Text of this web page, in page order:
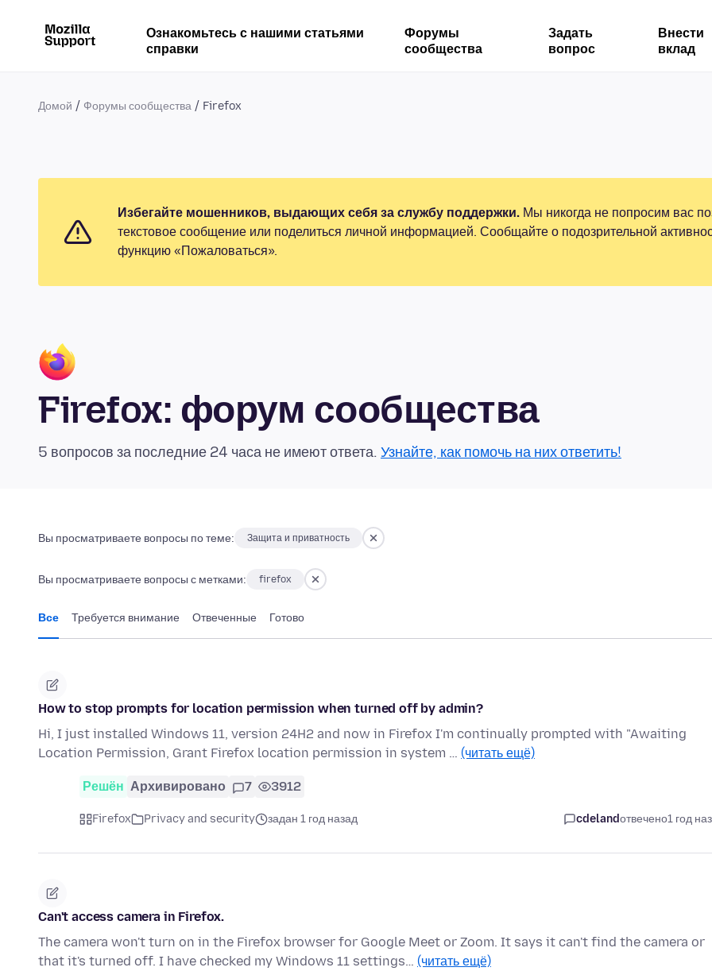
Ознакомьтесь с нашими статьями
справки
Форумы
сообщества
Задать
вопрос
Внести
вклад
Домой Форумы сообщества Firefox
Избегайте мошенников, выдающих себя за службу поддержки. Мы никогда не попросим вас
текстовое сообщение или поделиться личной информацией. Сообщайте о подозрительной
функцию «Пожаловаться».
Firefox: форум сообщества
5 вопросов за последние 24 часа не имеют ответа. Узнайте, как помочь на них ответить!
Вы просматриваете вопросы по теме: Защита и приватность
Вы просматриваете вопросы с метками: firefox
Все Требуется внимание Отвеченные Готово
How to stop prompts for location permission when turned off by admin?
Hi, I just installed Windows 11, version 24H2 and now in Firefox I'm continually prompted with "Awaiting
Location Permission, Grant Firefox location permission in system … (читать ещё)
Решён Архивировано 7 3912
Firefox Privacy and security задан 1 год назад cdelandотвечено1 год
Can't access camera in Firefox.
The camera won't turn on in the Firefox browser for Google Meet or Zoom. It says it can't find the camera or
that it's turned off. I have checked my Windows 11 settings… (читать ещё)